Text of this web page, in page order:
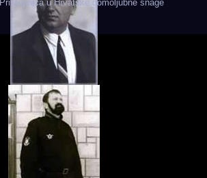
Pristupnica u Hrvatske domoljubne snage